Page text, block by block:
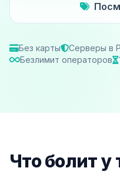
Без карты
Серверы в
Безлимит операторов
Что болит у